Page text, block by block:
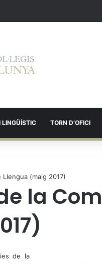
LINGÜÍSTIC TORN D’OFICI
(maig 2017)
la
de la